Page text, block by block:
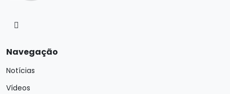
Navegação
Notícias
Vídeos